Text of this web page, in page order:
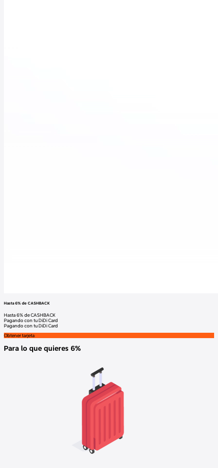
Hasta 6% de CASHBACK
Hasta 6% de CASHBACK
Pagando con tu DiDi Card
Pagando con tu DiDi Card
Obtener tarjeta
Para lo que quieres 6%